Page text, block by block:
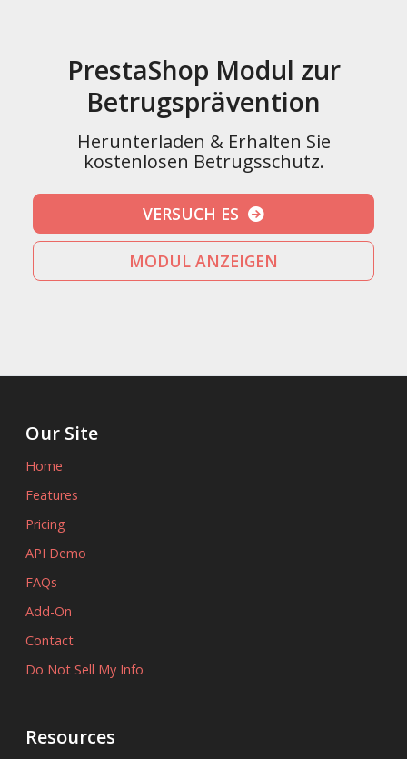
PrestaShop Modul zur
Betrugsprävention
Herunterladen & Erhalten Sie
kostenlosen Betrugsschutz.
VERSUCH ES
MODUL ANZEIGEN
Our Site
Home
Features
Pricing
API Demo
FAQs
Add-On
Contact
Do Not Sell My Info
Resources